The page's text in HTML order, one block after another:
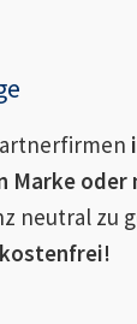
oder
neutral zu
kostenfrei!